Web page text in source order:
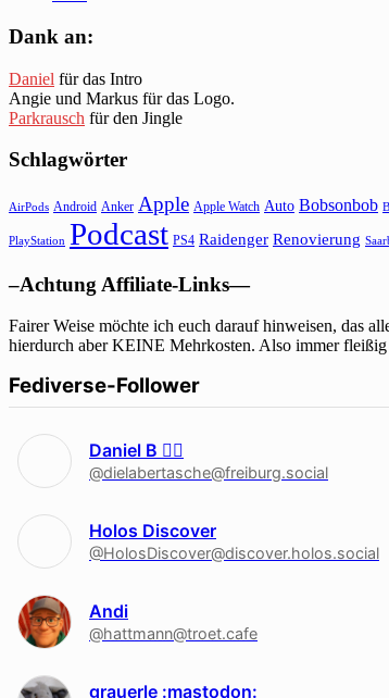
Dank an:
Daniel für das Intro
Angie und Markus für das Logo.
Parkrausch für den Jingle
Schlagwörter
AirPods Android Anker Apple Apple Watch Auto Bobsonbob
PlayStation Podcast PS4 Raidenger Renovierung
–Achtung Affiliate-Links—
Fairer Weise möchte ich euch darauf hinweisen, das
hierdurch aber KEINE Mehrkosten. Also immer
Fediverse-Follower
Daniel B 🏳‍🌈
@dielabertasche@freiburg.social
Holos Discover
@HolosDiscover@discover.holos.social
Andi
@hattmann@troet.cafe
grauerle :mastodon: